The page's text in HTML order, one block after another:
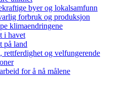
byer og lokalsamfunn
forbruk og produksjon
klimaendringene
i havet
på land
rettferdighet og velfungerende
for å nå målene